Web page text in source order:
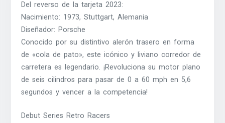
Del reverso de la tarjeta 2023:
Nacimiento: 1973, Stuttgart, Alemania
Diseñador: Porsche
Conocido por su distintivo alerón trasero en forma
de «cola de pato», este icónico y liviano corredor de
carretera es legendario. ¡Revoluciona su motor plano
de seis cilindros para pasar de 0 a 60 mph en 5,6
segundos y vencer a la competencia!
Debut Series Retro Racers